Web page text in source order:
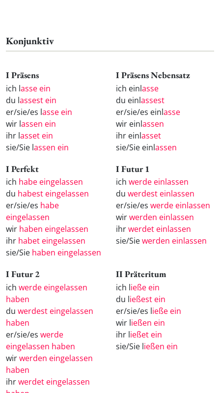
Konjunktiv
I Präsens
ich lasse ein
du lassest ein
er/sie/es lasse ein
wir lassen ein
ihr lasset ein
sie/Sie lassen ein
I Präsens Nebensatz
ich einlasse
du einlassest
er/sie/es einlasse
wir einlassen
ihr einlasset
sie/Sie einlassen
I Perfekt
ich habe eingelassen
du habest eingelassen
er/sie/es habe
eingelassen
wir haben eingelassen
ihr habet eingelassen
sie/Sie haben eingelassen
I Futur 1
ich werde einlassen
du werdest einlassen
er/sie/es werde einlassen
wirwerden einlassen
ihrwerdet einlassen
sie/Siewerden einlassen
I Futur 2
ich werde eingelassen
haben
du werdest eingelassen
haben
er/sie/es werde
eingelassen haben
wirwerden eingelassen
haben
ihrwerdet eingelassen
II Präteritum
ich ließe ein
du ließest ein
er/sie/es ließe ein
wir ließen ein
ihr ließet ein
sie/Sie ließen ein